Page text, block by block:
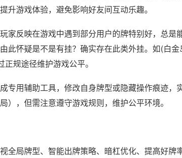
升游戏体验，避免影响好友间互动乐趣。
家反映在游戏中遇到部分用户的牌特别好，总是
此怀疑是不是有挂？确实存在此类外挂。如(白金
规途径维护游戏公平。
专用辅助工具，修改自身牌型或隐藏操作痕迹，
），但需注意遵守游戏规则，维护公平环境。
全局牌型、智能出牌策略、暗杠优化、提高好牌